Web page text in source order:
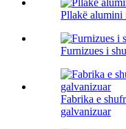
Pllakë alumini
Furnizues i
Fabrika e
galvanizuar